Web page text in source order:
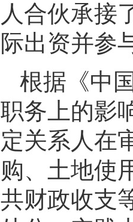
人合伙承接
际出资并参
根据《中
职务上的影
定关系人在
购、土地使
共财政收支